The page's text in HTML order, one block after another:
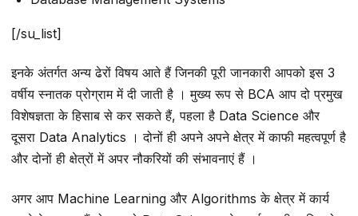
[/su_list]
इनके अंतर्गत अन्य ढेरों विषय आते हैं जिनकी पूरी जानकारी आपको इस 3
वर्षीय स्नातक प्रोग्राम में दी जाती है । मुख्य रूप से BCA आप दो प्रमुख
विशेषज्ञता के हिसाब से कर सकते हैं, पहला है Data Science और
दूसरा Data Analytics । दोनों ही अपने अपने क्षेत्र में काफी महत्वपूर्ण है
और दोनों ही क्षेत्रों में अपर नौकरियों की संभावनाएं हैं ।
अगर आप Machine Learning और Algorithms के क्षेत्र में कार्य